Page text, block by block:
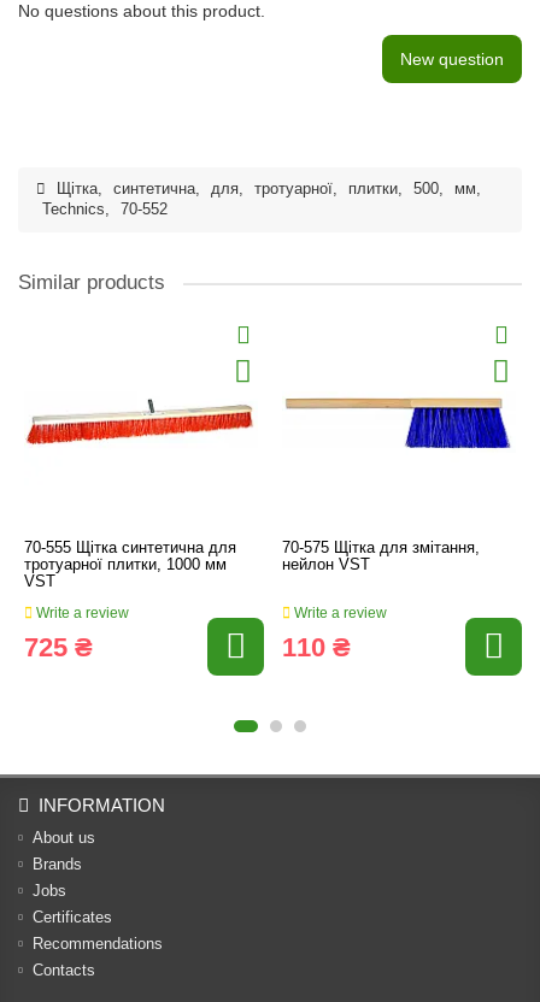
No questions about this product.
New question
Щітка, синтетична, для, тротуарної, плитки, 500, мм,
Technics, 70-552
Similar products
70-555 Щітка синтетична для
тротуарної плитки, 1000 мм
VST
Write a review
725 ₴
70-575 Щітка для змітання,
нейлон VST
Write a review
110 ₴
INFORMATION
About us
Brands
Jobs
Certificates
Recommendations
Contacts